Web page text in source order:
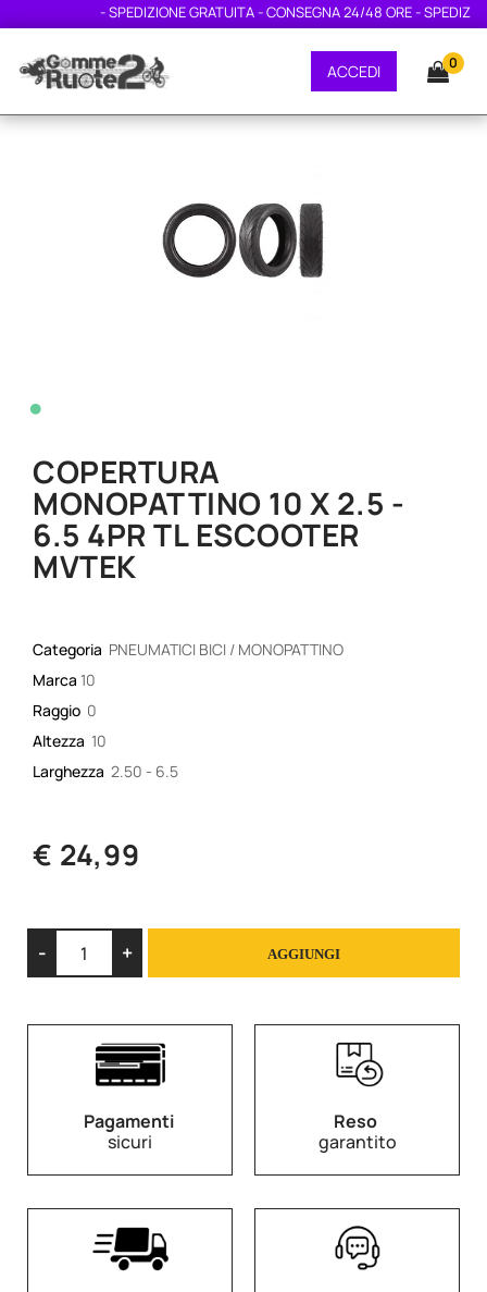
- SPEDIZIONE GRATUITA - CONSEGNA 24/48 ORE -
ACCEDI 0
•
COPERTURA
MONOPATTINO 10 X 2.5 -
6.5 4PR TL ESCOOTER
MVTEK
Categoria PNEUMATICI BICI / MONOPATTINO
Marca 10
Raggio 0
Altezza 10
Larghezza 2.50 - 6.5
€ 24,99
AGGIUNGI
Pagamenti
sicuri
Reso
garantito